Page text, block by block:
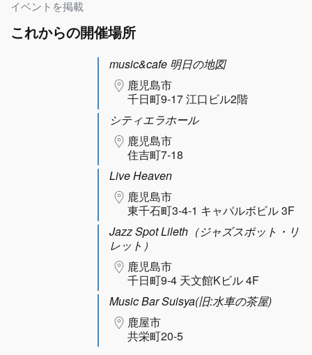
イベントを掲載
これからの開催場所
music&cafe 明日の地図
鹿児島市
千日町9-17 江口ビル2階
シティエラホール
鹿児島市
住吉町7-18
Live Heaven
鹿児島市
東千石町3-4-1 キャパルボビル 3F
Jazz Spot Lileth（ジャズスポット・リ
レット）
鹿児島市
千日町9-4 天文館Kビル 4F
Music Bar Suisya(旧:水車の茶屋)
鹿屋市
共栄町20-5